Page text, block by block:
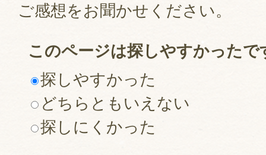
ご感想をお聞かせください。
このページは探しやすかったで
探しやすかった
どちらともいえない
探しにくかった